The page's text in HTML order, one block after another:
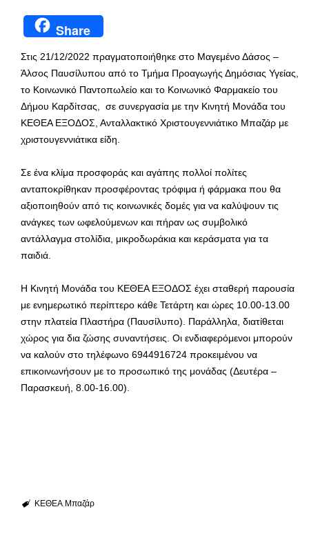
Share
Στις 21/12/2022 πραγματοποιήθηκε στο Μαγεμένο Δάσος –
Άλσος Παυσίλυπου από το Τμήμα Προαγωγής Δημόσιας Υγείας,
το Κοινωνικό Παντοπωλείο και το Κοινωνικό Φαρμακείο του
Δήμου Καρδίτσας, σε συνεργασία με την Κινητή Μονάδα του
ΚΕΘΕΑ ΕΞΟΔΟΣ, Ανταλλακτικό Χριστουγεννιάτικο Μπαζάρ με
χριστουγεννιάτικα είδη.
Σε ένα κλίμα προσφοράς και αγάπης πολλοί πολίτες
ανταποκρίθηκαν προσφέροντας τρόφιμα ή φάρμακα που θα
αξιοποιηθούν από τις κοινωνικές δομές για να καλύψουν τις
ανάγκες των ωφελούμενων και πήραν ως συμβολικό
αντάλλαγμα στολίδια, μικροδωράκια και κεράσματα για τα
παιδιά.
Η Κινητή Μονάδα του ΚΕΘΕΑ ΕΞΟΔΟΣ έχει σταθερή παρουσία
με ενημερωτικό περίπτερο κάθε Τετάρτη και ώρες 10.00-13.00
στην πλατεία Πλαστήρα (Παυσίλυπο). Παράλληλα, διατίθεται
χώρος για δια ζώσης συναντήσεις. Οι ενδιαφερόμενοι μπορούν
να καλούν στο τηλέφωνο 6944916724 προκειμένου να
επικοινωνήσουν με το προσωπικό της μονάδας (Δευτέρα –
Παρασκευή, 8.00-16.00).
ΚΕΘΕΑ Μπαζάρ